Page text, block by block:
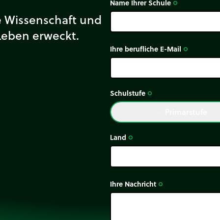
und
erweckt.
Name Ihrer Schule trip_origin
Ihre berufliche E-Mail trip_origin
Schulstufe trip_origin
Land trip_origin
Ihre Nachricht trip_origin